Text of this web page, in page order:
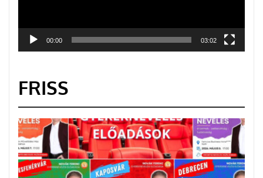
00:00 03:02
FRISS